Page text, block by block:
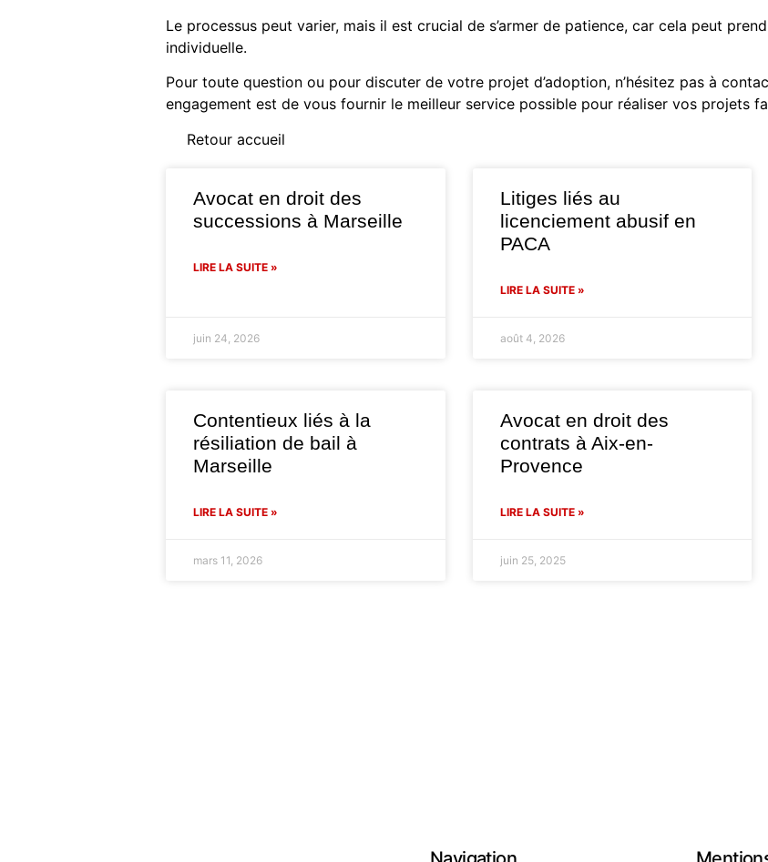
Le processus peut varier, mais il est crucial de s’armer de patience, car cela peut
individuelle.
Pour toute question ou pour discuter de votre projet d’adoption, n’hésitez pas à
engagement est de vous fournir le meilleur service possible pour réaliser vos projets
Retour accueil
Avocat en droit des
successions à Marseille
LIRE LA SUITE »
juin 24, 2026
Litiges liés au
licenciement abusif en
PACA
LIRE LA SUITE »
août 4, 2026
Contentieux liés à la
résiliation de bail à
Marseille
LIRE LA SUITE »
mars 11, 2026
Avocat en droit des
contrats à Aix-en-
Provence
LIRE LA SUITE »
juin 25, 2025